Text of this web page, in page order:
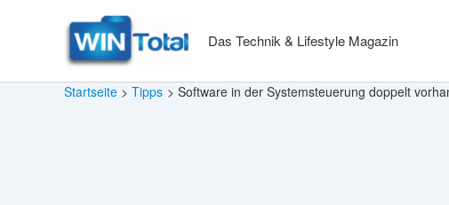
Das Technik & Lifestyle Magazin
Startseite Tipps Software in der Systemsteuerung doppelt